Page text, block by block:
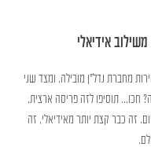
מחברת נדל”ן מובילה, ומצד שני
חכו… תוסיפו לזה פריסה ארצית,
זה כבר קצת יותר מאידיאלי, זה